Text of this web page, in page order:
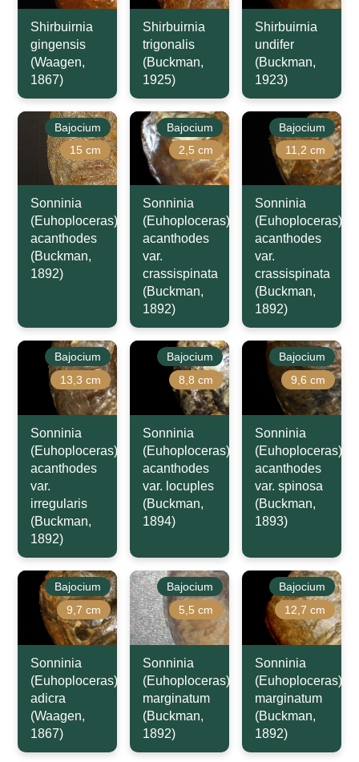
Shirbuirnia
gingensis
(Waagen,
1867)
Shirbuirnia
trigonalis
(Buckman,
1925)
Shirbuirnia
undifer
(Buckman,
1923)
Bajocium
15 cm
Sonninia
(Euhoploceras)
acanthodes
(Buckman,
1892)
Bajocium
2,5 cm
Sonninia
(Euhoploceras)
acanthodes
var.
crassispinata
(Buckman,
1892)
Bajocium
11,2 cm
Sonninia
(Euhoploceras)
acanthodes
var.
crassispinata
(Buckman,
1892)
Bajocium
13,3 cm
Sonninia
(Euhoploceras)
acanthodes
var.
irregularis
(Buckman,
1892)
Bajocium
8,8 cm
Sonninia
(Euhoploceras)
acanthodes
var. locuples
(Buckman,
1894)
Bajocium
9,6 cm
Sonninia
(Euhoploceras)
acanthodes
var. spinosa
(Buckman,
1893)
Bajocium
9,7 cm
Sonninia
(Euhoploceras)
adicra
(Waagen,
1867)
Bajocium
5,5 cm
Sonninia
(Euhoploceras)
marginatum
(Buckman,
1892)
Bajocium
12,7 cm
Sonninia
(Euhoploceras)
marginatum
(Buckman,
1892)